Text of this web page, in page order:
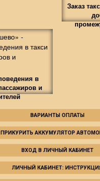
Заказ
в
и
ВАРИАНТЫ ОПЛАТЫ
ПРИКУРИТЬ АККУМУЛЯТОР
ВХОД В ЛИЧНЫЙ КАБИНЕТ
ЛИЧНЫЙ КАБИНЕТ: